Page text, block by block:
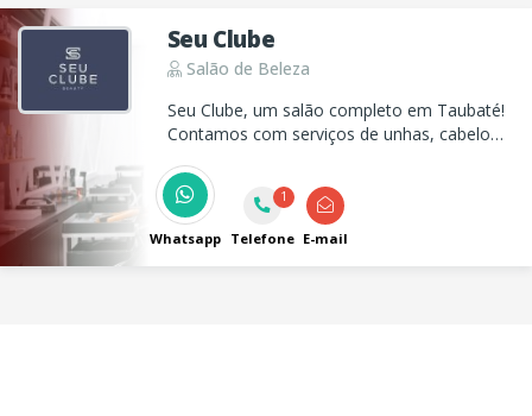
Seu Clube
Salão de Beleza
Seu Clube, um salão completo em Taubaté!
Contamos com serviços de unhas, cabelo
estética, barbearia, além de um delicioso
bistrô!
Whatsapp
1
Telefone E-mail